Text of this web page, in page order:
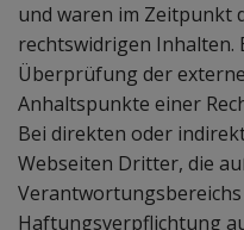
und waren im Zeitpunkt
rechtswidrigen Inhalten.
Überprüfung der
Anhaltspunkte einer
Bei direkten oder
Webseiten Dritter, die
Haftungsverpflichtung